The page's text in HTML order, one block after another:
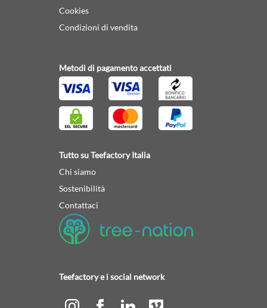
Cookies
Condizioni di vendita
Metodi di pagamento accettati
Tutto su Teefactory Italia
Chi siamo
Sostenibilità
Contattaci
Teefactory e i social network